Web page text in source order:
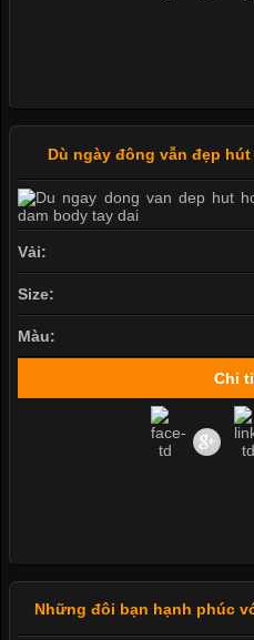
Dù ngày đông vẫn đẹp
Vải:
Size:
Màu:
Chi
Những đôi bạn hạnh phúc